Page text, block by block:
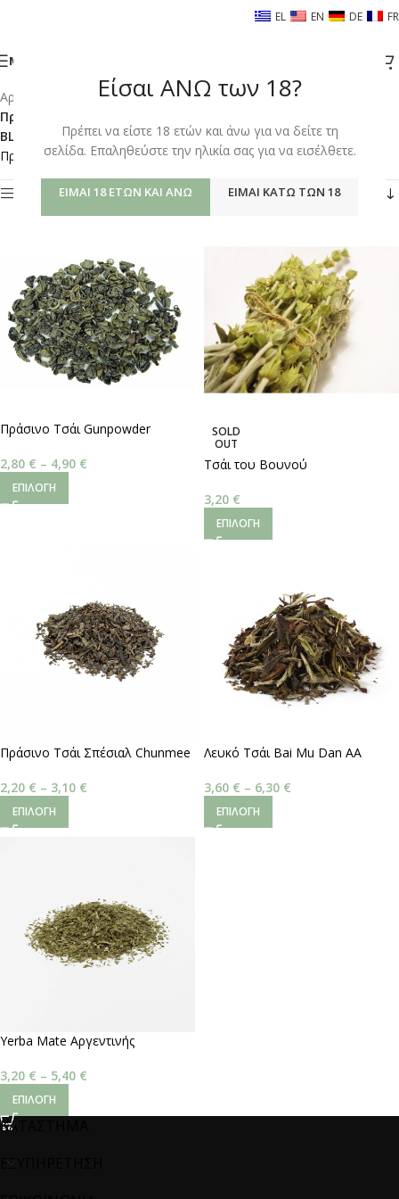
Είσαι ΑΝΩ των 18?
Πρέπει να είστε 18 ετών και άνω για να δείτε τη
σελίδα. Επαληθεύστε την ηλικία σας για να εισέλθετε.
ΕΊΜΑΙ 18 ΕΤΏΝ ΚΑΙ ΆΝΩ ΕΊΜΑΙ ΚΆΤΩ ΤΩΝ 18
EL EN DE FR
ΜΕΝΟΎ
Αρχική σελίδα Shop/
Προϊόντα με ετικέτα “TEA - CANNABIS SMOKING & VAPING
BLENDS”
Προβάλλονται όλα - 5 αποτελέσματα
Φίλτρα
Πράσινο Τσάι Gunpowder
2,80 € – 4,90 €
ΕΠΙΛΟΓΉ
SOLD
OUT
Τσάι του Βουνού
3,20 €
ΕΠΙΛΟΓΉ
Πράσινο Τσάι Σπέσιαλ Chunmee
2,20 € – 3,10 €
ΕΠΙΛΟΓΉ
Λευκό Τσάι Bai Mu Dan AA
3,60 € – 6,30 €
ΕΠΙΛΟΓΉ
Yerba Mate Αργεντινής
3,20 € – 5,40 €
ΕΠΙΛΟΓΉ
ΚΑΤΑΣΤΗΜΑ
ΕΞΥΠΗΡΕΤΗΣΗ